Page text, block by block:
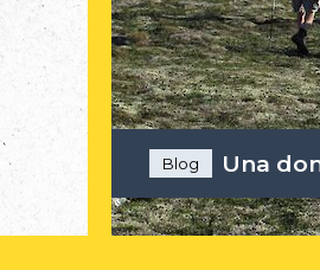
Blog Meno